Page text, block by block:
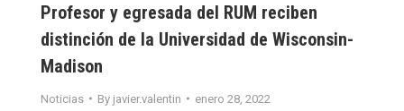
Profesor y egresada del RUM reciben
distinción de la Universidad de Wisconsin-
Madison
Noticias By javier.valentin enero 28, 2022